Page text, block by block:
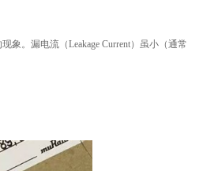
。漏电流（Leakage Current）虽小（通常